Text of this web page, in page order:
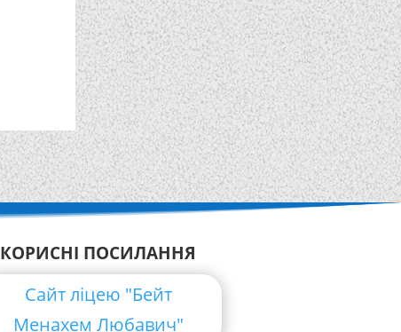
КОРИСНІ ПОСИЛАННЯ
Сайт ліцею "Бейт
Менахем Любавич"